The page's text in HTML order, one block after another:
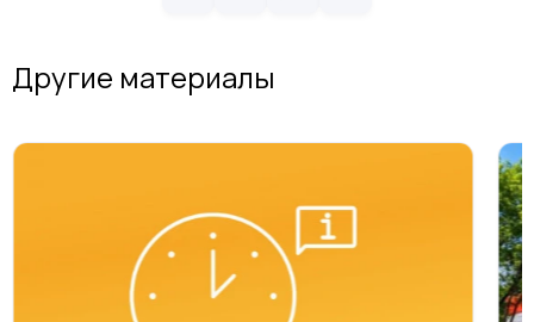
Другие материалы